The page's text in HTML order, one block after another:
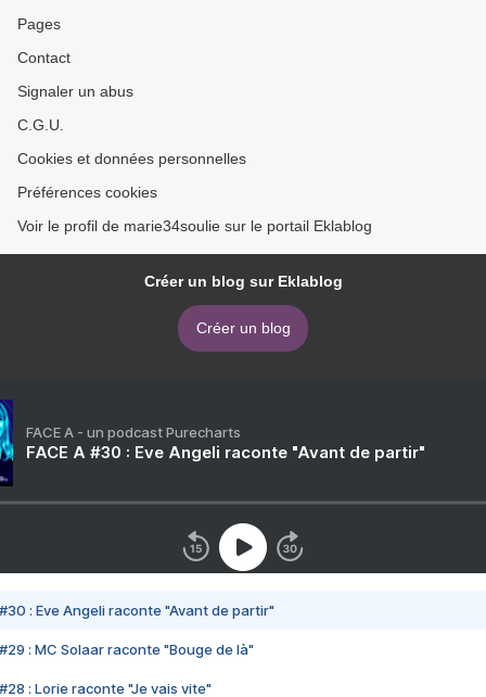
Pages
Contact
Signaler un abus
C.G.U.
Cookies et données personnelles
Préférences cookies
Voir le profil de marie34soulie sur le portail Eklablog
Créer un blog sur Eklablog
Créer un blog
FACE A - un podcast Purecharts
FACE A #30 : Eve Angeli raconte "Avant de partir"
#30 : Eve Angeli raconte "Avant de partir"
#29 : MC Solaar raconte "Bouge de là"
#28 : Lorie raconte "Je vais vite"